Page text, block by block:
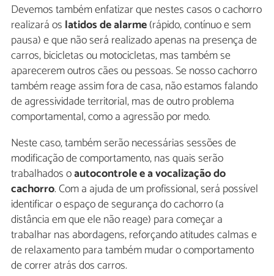
Devemos também enfatizar que nestes casos o cachorro
realizará os latidos de alarme(rápido, contínuo e sem
pausa) e que não será realizado apenas na presença de
carros, bicicletas ou motocicletas, mas também se
aparecerem outros cães ou pessoas. Se nosso cachorro
também reage assim fora de casa, não estamos falando
de agressividade territorial, mas de outro problema
comportamental, como a agressão por medo.
Neste caso, também serão necessárias sessões de
modificação de comportamento, nas quais serão
trabalhados oautocontrole e a vocalização do
cachorro. Com a ajuda de um profissional, será possível
identificar o espaço de segurança do cachorro (a
distância em que ele não reage) para começar a
trabalhar nas abordagens, reforçando atitudes calmas e
de relaxamento para também mudar o comportamento
de correr atrás dos carros.